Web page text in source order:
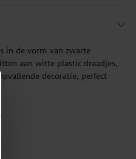
in de vorm van zwarte
aan witte plastic draadjes,
decoratie, perfect